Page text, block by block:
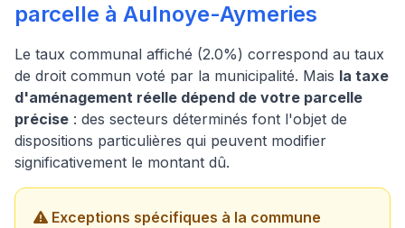
parcelle à Aulnoye-Aymeries
Le taux communal affiché (2.0%) correspond au taux
de droit commun voté par la municipalité. Mais la taxe
d'aménagement réelle dépend de votre parcelle
précise : des secteurs déterminés font l'objet de
dispositions particulières qui peuvent modifier
significativement le montant dû.
Exceptions spécifiques à la commune